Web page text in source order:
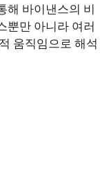
해 바이낸스의 비
뿐만 아니라 여러
움직임으로 해석